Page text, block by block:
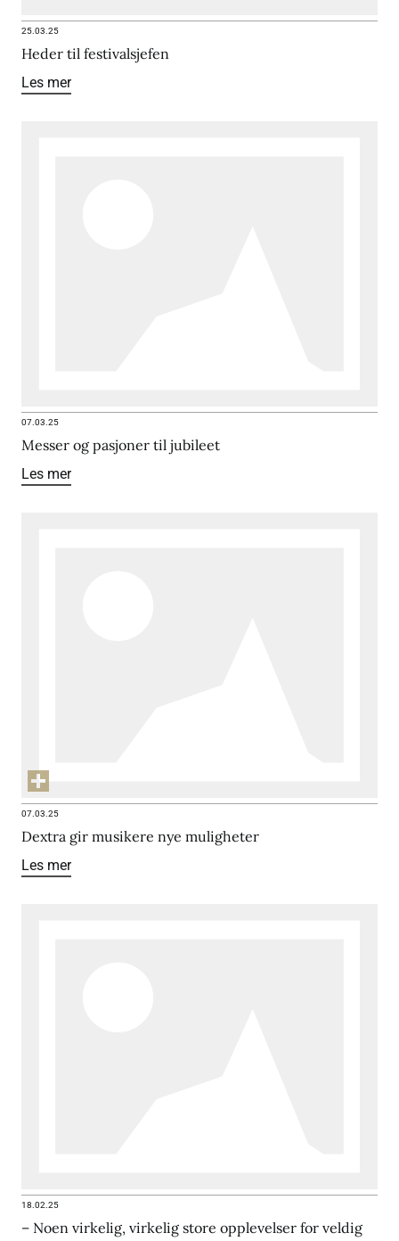
25.03.25
Heder til festivalsjefen
Les mer
07.03.25
Messer og pasjoner til jubileet
Les mer
07.03.25
Dextra gir musikere nye muligheter
Les mer
18.02.25
– Noen virkelig, virkelig store opplevelser for veldig